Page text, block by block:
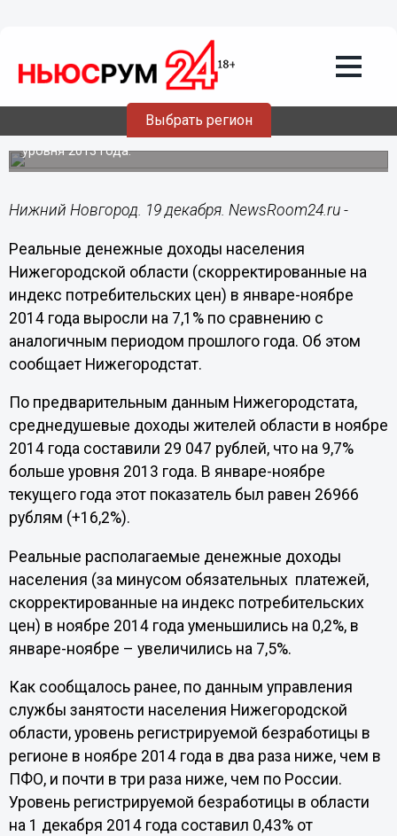
Выбрать регион
Реальные доходы нижегородцев
выросли на 7 процентов за 11 месяцев
2014 года - Нижегородстат
По предварительным данным Нижегородстата,
среднедушевые доходы жителей области в ноябре 2014
года составили 29 047 рублей, что на 9,7% больше
уровня 2013 года.
Нижний Новгород. 19 декабря. NewsRoom24.ru -
Реальные денежные доходы населения
Нижегородской области (скорректированные на
индекс потребительских цен) в январе-ноябре
2014 года выросли на 7,1% по сравнению с
аналогичным периодом прошлого года. Об этом
сообщает Нижегородстат.
По предварительным данным Нижегородстата,
среднедушевые доходы жителей области в ноябре
2014 года составили 29 047 рублей, что на 9,7%
больше уровня 2013 года. В январе-ноябре
текущего года этот показатель был равен 26966
рублям (+16,2%).
Реальные располагаемые денежные доходы
населения (за минусом обязательных платежей,
скорректированные на индекс потребительских
цен) в ноябре 2014 года уменьшились на 0,2%, в
январе-ноябре – увеличились на 7,5%.
Как сообщалось ранее, по данным управления
службы занятости населения Нижегородской
области, уровень регистрируемой безработицы в
регионе в ноябре 2014 года в два раза ниже, чем в
ПФО, и почти в три раза ниже, чем по России.
Уровень регистрируемой безработицы в области
на 1 декабря 2014 года составил 0,43% от